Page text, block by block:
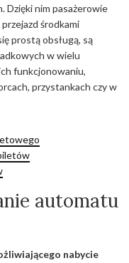
Dzięki nim pasażerowie
środkami
prostą obsługą, są
w wielu
funkcjonowaniu,
przystankach czy w
automatu
nabycie